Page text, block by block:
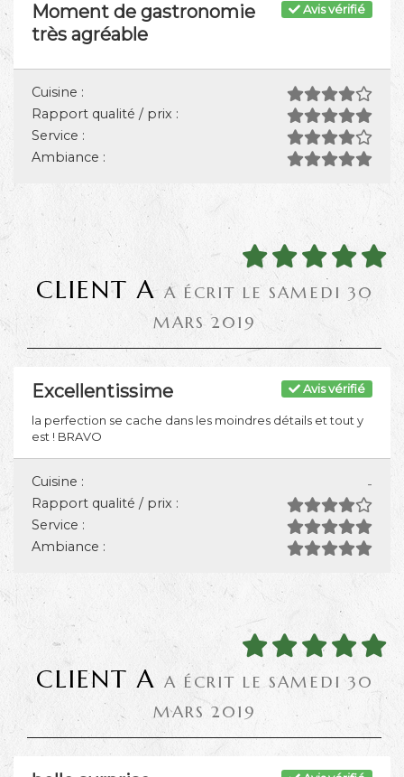
Avis vérifié
Moment de gastronomie
très agréable
Cuisine :
Rapport qualité / prix :
Service :
Ambiance :
CLIENT A A ÉCRIT LE SAMEDI 30
MARS 2019
Avis vérifié
Excellentissime
la perfection se cache dans les moindres détails et tout y
est ! BRAVO
-
Cuisine :
Rapport qualité / prix :
Service :
Ambiance :
CLIENT A A ÉCRIT LE SAMEDI 30
MARS 2019